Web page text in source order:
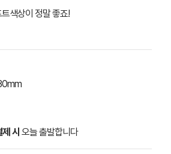
색상이 정말 좋죠!
시 오늘 출발합니다